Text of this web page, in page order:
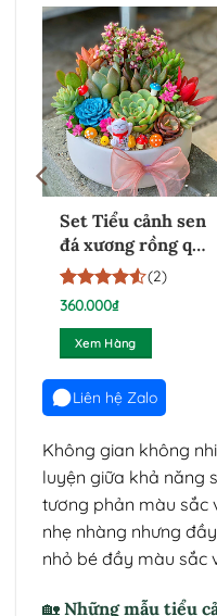
Set Tiểu cảnh sen
đá xương rồng quà
tặng I 2412251
4.5trên 5
2
đánh giá
(2)
360.000₫
Xem Hàng
Liên hệ Zalo
Không gian không
luyện giữa khả năng
tương phản màu sắc
nhẹ nhàng nhưng
nhỏ bé đầy màu sắc
🏡 Những mẫu tiểu